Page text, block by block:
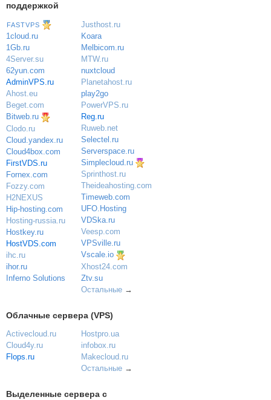
поддержкой
FASTVPS
1cloud.ru
1Gb.ru
4Server.su
62yun.com
AdminVPS.ru
Ahost.eu
Beget.com
Bitweb.ru
Clodo.ru
Cloud.yandex.ru
Cloud4box.com
FirstVDS.ru
Fornex.com
Fozzy.com
H2NEXUS
Hip-hosting.com
Hosting-russia.ru
Hostkey.ru
HostVDS.com
ihc.ru
ihor.ru
Inferno Solutions
Justhost.ru
Koara
Melbicom.ru
MTW.ru
nuxtcloud
Planetahost.ru
play2go
PowerVPS.ru
Reg.ru
Ruweb.net
Selectel.ru
Serverspace.ru
Simplecloud.ru
Sprinthost.ru
Theideahosting.com
Timeweb.com
UFO.Hosting
VDSka.ru
Veesp.com
VPSville.ru
Vscale.io
Xhost24.com
Ztv.su
Остальные→
Облачные сервера (VPS)
Activecloud.ru
Cloud4y.ru
Flops.ru
Hostpro.ua
infobox.ru
Makecloud.ru
Остальные→
Выделенные сервера с